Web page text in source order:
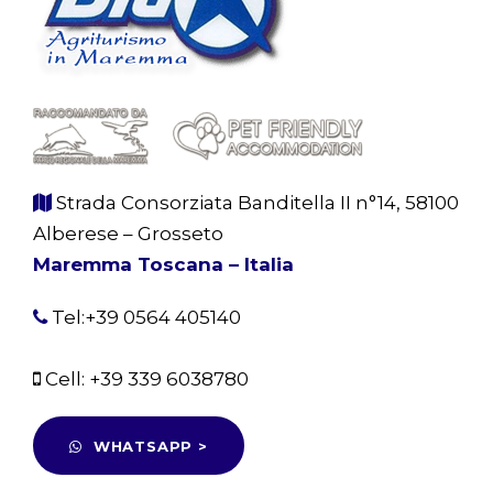
Strada Consorziata Banditella II n°14, 58100
Alberese – Grosseto
Maremma Toscana – Italia
Tel:+39 0564 405140
Cell: +39 339 6038780
WHATSAPP >